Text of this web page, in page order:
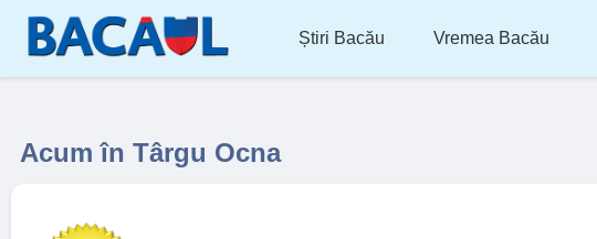
Știri Bacău Vremea Bacău
Acum în Târgu Ocna